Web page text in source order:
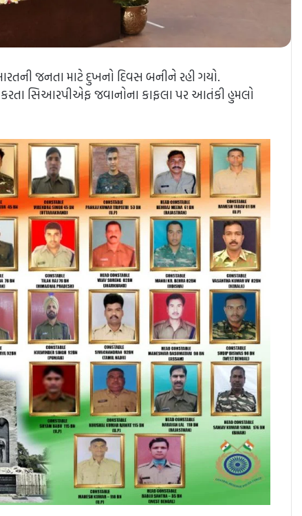
જનતા માટે દુખનો દિવસ બનીને રહી ગયો.
કરતા સિઆરપીએફ જવાનોના કાફલા પર આતંકી હુમલો